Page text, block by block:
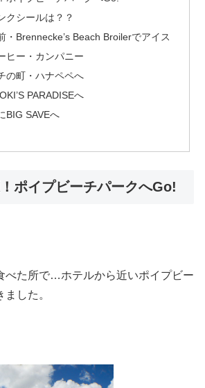
クシールは？？
・Brennecke’s Beach Broilerでアイス
ヒー・カンパニー
の町・ハナペペへ
PARADISEへ
BIG SAVEへ
ポイプビーチパークへGo!
べた所で…ホテルから近いポイプビー
した。